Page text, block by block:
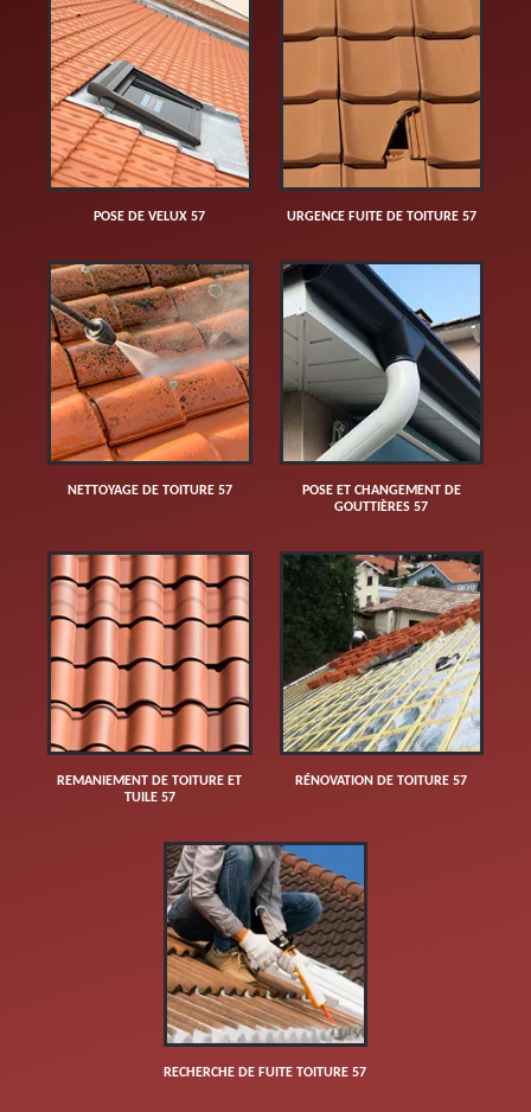
POSE DE VELUX 57 URGENCE FUITE DE TOITURE 57
NETTOYAGE DE TOITURE 57
POSE ET CHANGEMENT DE
GOUTTIÈRES 57
REMANIEMENT DE TOITURE ET
TUILE 57
RÉNOVATION DE TOITURE 57
RECHERCHE DE FUITE TOITURE 57